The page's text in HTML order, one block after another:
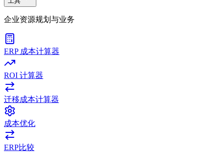
企业资源规划与业务
ERP 成本计算器
ROI 计算器
迁移成本计算器
成本优化
ERP比较